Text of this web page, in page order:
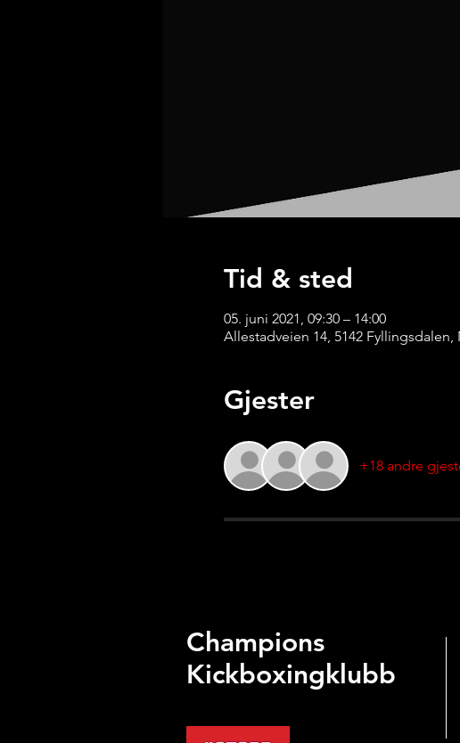
Tid & sted
05. juni 2021, 09:30 – 14:00
Allestadveien 14, 5142 Fyllingsdalen,
Gjester
+18 andre
Champions
Kickboxingklubb